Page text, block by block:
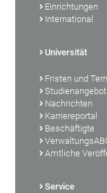
Einrichtungen
International
Universität
Fristen und
Studienangebot
Nachrichten
Karriereportal
Beschäftigte
Amtliche
Service